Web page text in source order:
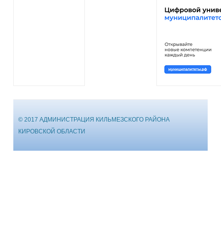
© 2017 АДМИНИСТРАЦИЯ КИЛЬМЕЗСКОГО РАЙОНА
КИРОВСКОЙ ОБЛАСТИ